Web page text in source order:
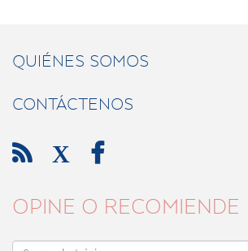
QUIÉNES SOMOS
CONTÁCTENOS
 X 
OPINE O RECOMIENDE